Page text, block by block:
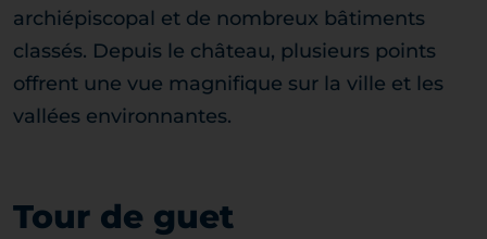
archiépiscopal et de nombreux bâtiments
classés. Depuis le château, plusieurs points
offrent une vue magnifique sur la ville et les
vallées environnantes.
Tour de guet